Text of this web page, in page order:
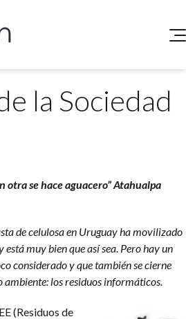
la Sociedad
otra se hace aguacero” Atahualpa
de celulosa en Uruguay ha movilizado
muy bien que así sea. Pero hay un
considerado y que también se cierne
ambiente: los residuos informáticos.
(Residuos de